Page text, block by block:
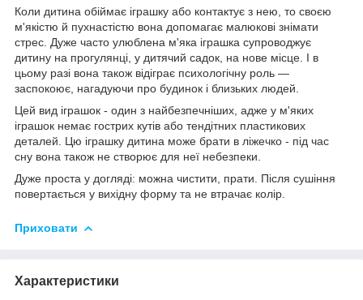
Коли дитина обіймає іграшку або контактує з нею, то своєю
м'якістю й пухнастістю вона допомагає малюкові знімати
стрес. Дуже часто улюблена м'яка іграшка супроводжує
дитину на прогулянці, у дитячий садок, на нове місце. І в
цьому разі вона також відіграє психологічну роль —
заспокоює, нагадуючи про будинок і близьких людей.
Цей вид іграшок - один з найбезпечніших, адже у м'яких
іграшок немає гострих кутів або тендітних пластикових
деталей. Цю іграшку дитина може брати в ліжечко - під час
сну вона також не створює для неї небезпеки.
Дуже проста у догляді: можна чистити, прати. Після сушіння
повертається у вихідну форму та не втрачає колір.
Приховати
Характеристики